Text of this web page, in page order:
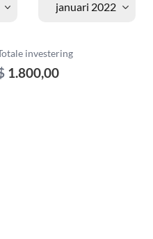
investering
1.800,00